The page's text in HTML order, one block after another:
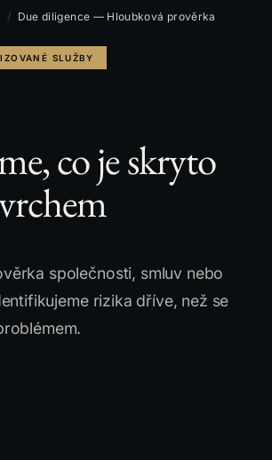
/ Due diligence — Hloubková prověrka
SLUŽBY
co je skryto
společnosti, smluv nebo
rizika dříve, než se